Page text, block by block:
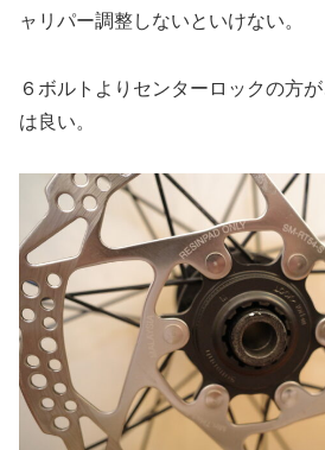
ャリパー調整しないといけない。
６ボルトよりセンターロックの方
は良い。